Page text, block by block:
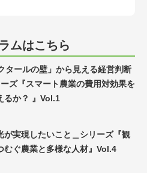
ムはこちら
タールの壁」から見える経営判断
ズ『スマート農業の費用対効果を
るか？ 』Vol.1
が実現したいこと＿シリーズ『観
むぐ農業と多様な人材』Vol.4